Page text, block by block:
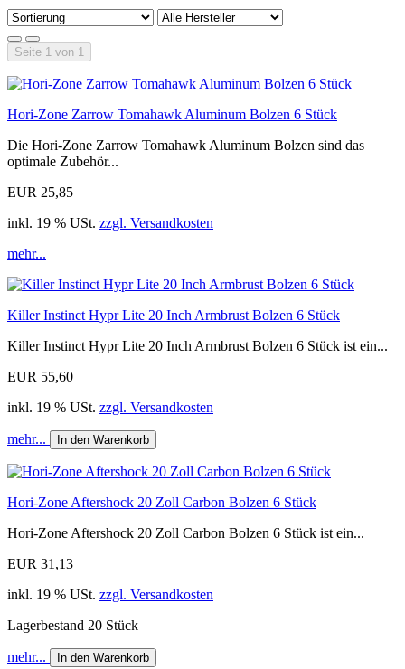
Seite 1 von 1
Hori-Zone Zarrow Tomahawk Aluminum Bolzen 6 Stück
Die Hori-Zone Zarrow Tomahawk Aluminum Bolzen sind das
optimale Zubehör...
EUR 25,85
inkl. 19 % USt. zzgl. Versandkosten
mehr...
Killer Instinct Hypr Lite 20 Inch Armbrust Bolzen 6 Stück
Killer Instinct Hypr Lite 20 Inch Armbrust Bolzen 6 Stück ist ein...
EUR 55,60
inkl. 19 % USt. zzgl. Versandkosten
mehr... In den Warenkorb
Hori-Zone Aftershock 20 Zoll Carbon Bolzen 6 Stück
Hori-Zone Aftershock 20 Zoll Carbon Bolzen 6 Stück ist ein...
EUR 31,13
inkl. 19 % USt. zzgl. Versandkosten
Lagerbestand 20 Stück
mehr... In den Warenkorb